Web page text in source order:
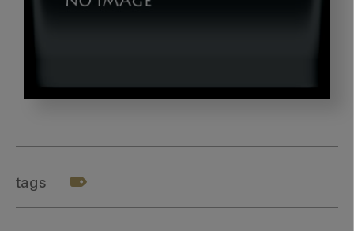
tags